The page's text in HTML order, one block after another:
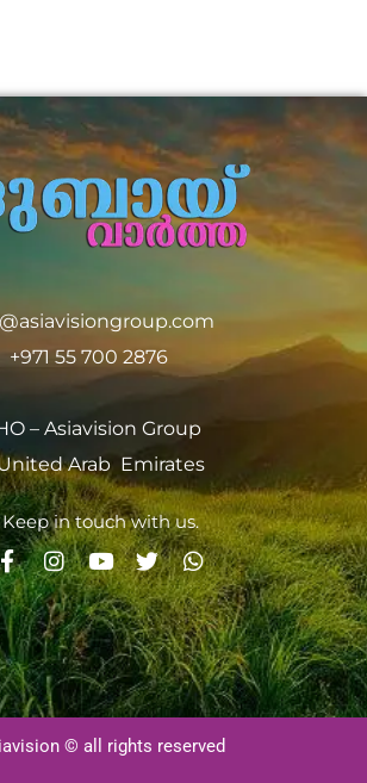
+971 55 700 2876
– Asiavision Group
Arab Emirates
Keep in touch with us.
© all rights reserved